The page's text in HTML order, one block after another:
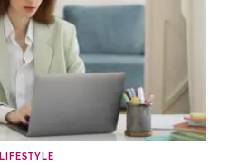
LIFESTYLE